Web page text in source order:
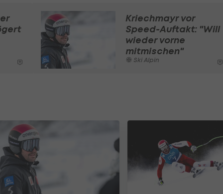
Kriechmayr vor
Speed-Auftakt: "Will
wieder vorne
mitmischen"
Ski Alpin